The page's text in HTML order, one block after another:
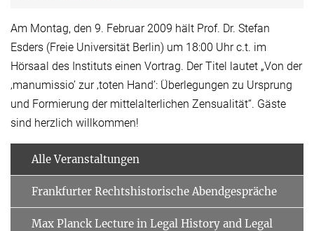
Am Montag, den 9. Februar 2009 hält Prof. Dr. Stefan
Esders (Freie Universität Berlin) um 18:00 Uhr c.t. im
Hörsaal des Instituts einen Vortrag. Der Titel lautet „Von der
‚manumissio’ zur ‚toten Hand’: Überlegungen zu Ursprung
und Formierung der mittelalterlichen Zensualität“. Gäste
sind herzlich willkommen!
Alle Veranstaltungen
Frankfurter Rechtshistorische Abendgespräche
Max Planck Lecture in Legal History and Legal